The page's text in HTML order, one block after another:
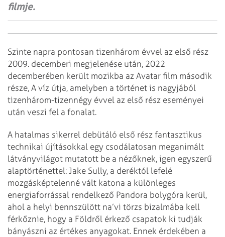
filmje.
Szinte napra pontosan tizenhárom évvel az első rész
2009. decemberi megjelenése után, 2022
decemberében került mozikba az Avatar film második
része, A víz útja, amelyben a történet is nagyjából
tizenhárom-tizennégy évvel az első rész eseményei
után veszi fel a fonalat.
A hatalmas sikerrel debütáló első rész fantasztikus
technikai újításokkal egy csodálatosan meganimált
látványvilágot mutatott be a nézőknek, igen egyszerű
alaptörténettel: Jake Sully, a deréktól lefelé
mozgásképtelenné vált katona a különleges
energiaforrással rendelkező Pandora bolygóra kerül,
ahol a helyi bennszülött na’vi törzs bizalmába kell
férkőznie, hogy a Földről érkező csapatok ki tudják
bányászni az értékes anyagokat. Ennek érdekében a